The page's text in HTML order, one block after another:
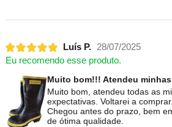
Luís P. 28/07/2025
Eu recomendo esse produto.
Muito bom!!! Atendeu
Muito bom, atendeu todas as
expectativas. Voltarei a comprar.
Chegou antes do prazo, bem
de ótima qualidade.